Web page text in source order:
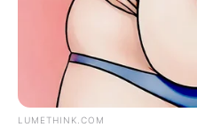
LUMETHINK.COM